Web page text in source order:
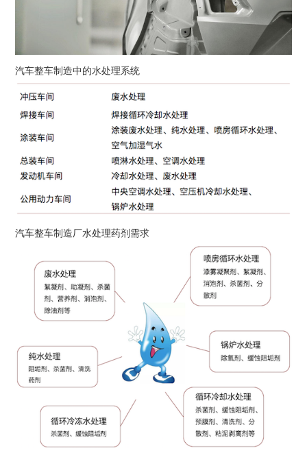
汽车整车制造中的水处理系统
汽车整车制造厂水处理药剂需求